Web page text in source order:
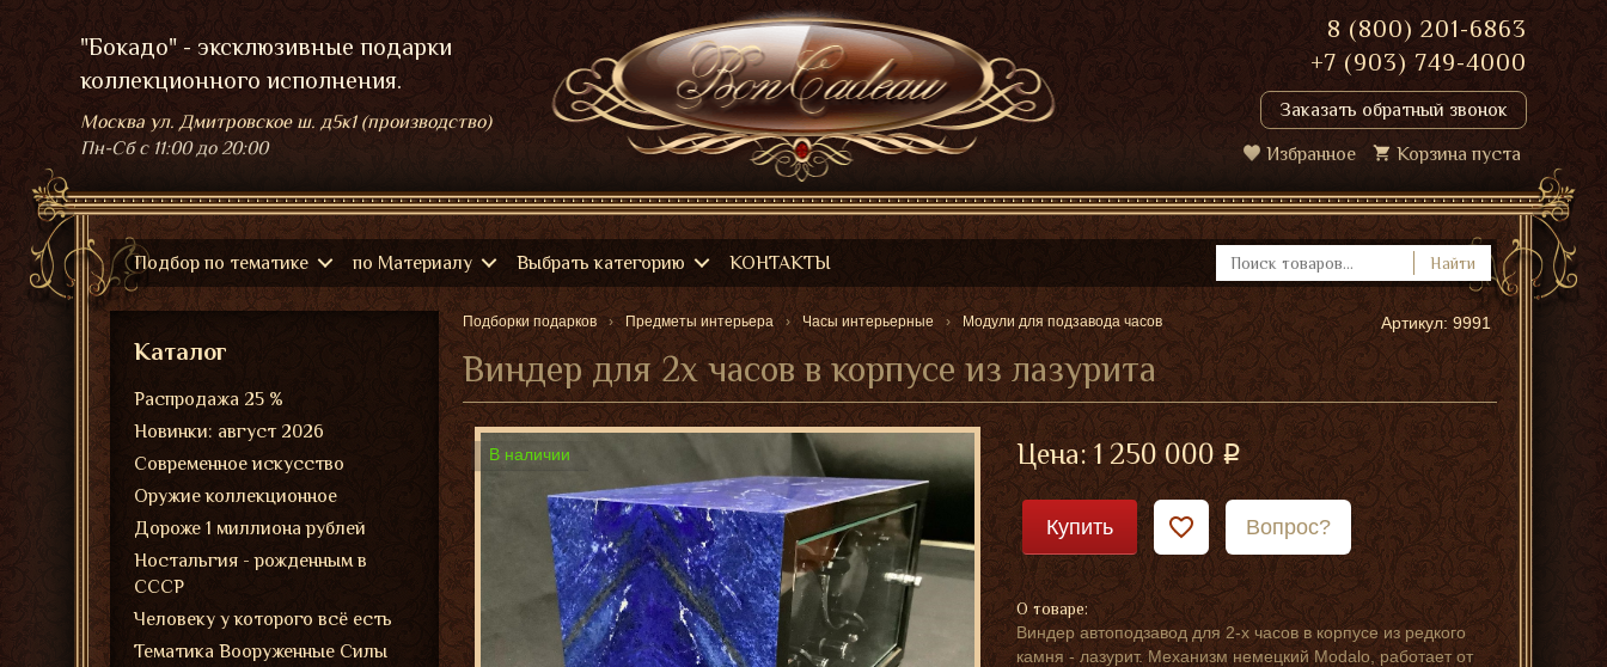
"Бокадо" - эксклюзивные подарки
коллекционного исполнения.
Москва ул. Дмитровское ш. д5к1 (производство)
Пн-Сбс 11:00 до 20:00
8 (800) 201-6863
+7 (903) 749-4000
Заказать обратный звонок
Избранное Корзина пуста
Подбор по тематике по Материалу Выбрать категорию КОНТАКТЫ Найти
Подборки подарков Предметы интерьера Часы интерьерные Модули для подзавода часов
Виндер для 2х часов в корпусе из лазурита
Артикул: 9991
В наличии Цена:1 250 000
Купить Вопрос?
О товаре:
Виндер автоподзавод для 2-х часов в корпусе из редкого
камня - лазурит. Механизм немецкий Modalo, работает от
Каталог
Распродажа 25 %
Новинки: август 2026
Современное искусство
Оружие коллекционное
Дороже 1 миллиона рублей
Ностальгия - рожденным в
СССР
Человеку у которого всё есть
Тематика Вооруженные Силы